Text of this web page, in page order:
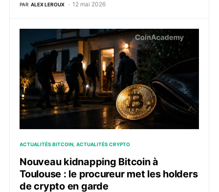
PAR ALEX LEROUX 12 mai 2026
Nouveau kidnapping Bitcoin à Toulouse : le
ACTUALITÉS BITCOIN ACTUALITÉS CRYPTO
Nouveau kidnapping Bitcoin à
Toulouse : le procureur met les holders
de crypto en garde